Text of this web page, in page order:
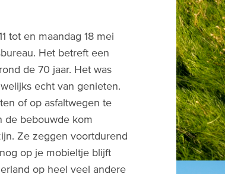
tot en maandag 18 mei
Het betreft een
de 70 jaar. Het was
echt van genieten.
of op asfaltwegen te
de bebouwde kom
Ze zeggen voortdurend
op je mobieltje blijft
op heel veel andere